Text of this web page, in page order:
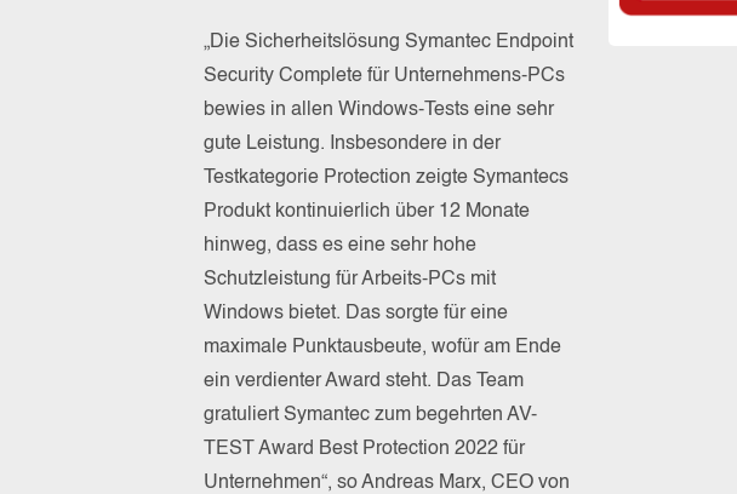
„Die Sicherheitslösung Symantec Endpoint
Security Complete für Unternehmens-PCs
bewies in allen Windows-Tests eine sehr
gute Leistung. Insbesondere in der
Testkategorie Protection zeigte Symantecs
Produkt kontinuierlich über 12 Monate
hinweg, dass es eine sehr hohe
Schutzleistung für Arbeits-PCs mit
Windows bietet. Das sorgte für eine
maximale Punktausbeute, wofür am Ende
ein verdienter Award steht. Das Team
gratuliert Symantec zum begehrten AV-
TEST Award Best Protection 2022 für
Unternehmen“, so Andreas Marx, CEO von